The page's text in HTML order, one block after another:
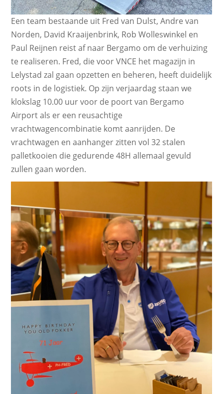
Een team bestaande uit Fred van Dulst, Andre van
Norden, David Kraaijenbrink, Rob Wolleswinkel en
Paul Reijnen reist af naar Bergamo om de verhuizing
te realiseren. Fred, die voor VNCE het magazijn in
Lelystad zal gaan opzetten en beheren, heeft duidelijk
roots in de logistiek. Op zijn verjaardag staan we
klokslag 10.00 uur voor de poort van Bergamo
Airport als er een reusachtige
vrachtwagencombinatie komt aanrijden. De
vrachtwagen en aanhanger zitten vol 32 stalen
palletkooien die gedurende 48H allemaal gevuld
zullen gaan worden.